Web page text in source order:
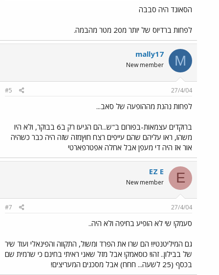
הסאונד היה סבבה
לפחות ברדיוס של יותר מ20 מטר מהבמה.
M
mally17
New member
27/4/04
#5
לפחות נהנת מההופעה של סאב...
ברוקדים עצמאות-בפורום ב"ש...הם הגיעו רק ב6 בבוקר, ולא היו
משהו, ראו עליהם שהם עייפים רצח חוץמזה שזה היה כבר כשהיה
אור אז היה די מעפן אבל אחלה אפטרפארטי
E
EZ E
New member
27/4/04
#7
סעמק! שי לא הופיע בחיפה ולא היה..
גם המיליטנטי!! הם שרו את הפרד ומשול, התקווה והפינאלי ועוד שיר
של בבילון.. זהו! כוסאמק! אבל מזל שאני ראיתי בחינם כי שרמית שם
בכסף (25 לשעה... חחח) אבל מסכנים המעריצים!